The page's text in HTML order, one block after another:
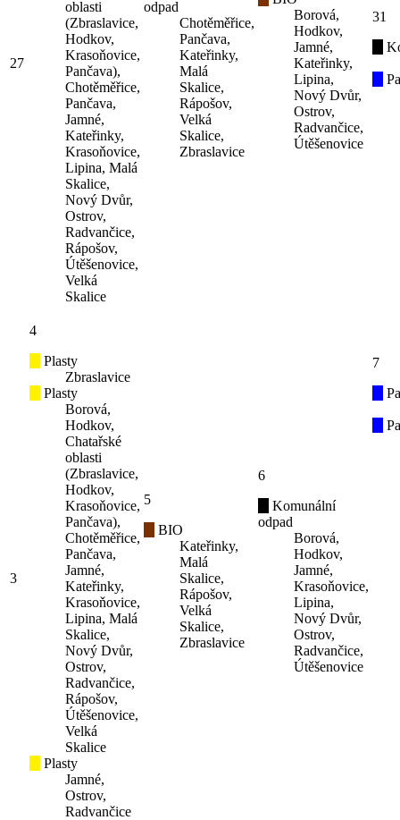
27
oblasti
(Zbraslavice,
Hodkov,
Krasoňovice,
Pančava),
Chotěměřice,
Pančava,
Jamné,
Kateřinky,
Krasoňovice,
Lipina, Malá
Skalice,
Nový Dvůr,
Ostrov,
Radvančice,
Rápošov,
Útěšenovice,
Velká
Skalice
odpad
Chotěměřice,
Pančava,
Kateřinky,
Malá
Skalice,
Rápošov,
Velká
Skalice,
Zbraslavice
Borová,
Hodkov,
Jamné,
Kateřinky,
Lipina,
Nový Dvůr,
Ostrov,
Radvančice,
Útěšenovice
31
3
4
Plasty
Zbraslavice
Plasty
Borová,
Hodkov,
Chatařské
oblasti
(Zbraslavice,
Hodkov,
Krasoňovice,
Pančava),
Chotěměřice,
Pančava,
Jamné,
Kateřinky,
Krasoňovice,
Lipina, Malá
Skalice,
Nový Dvůr,
Ostrov,
Radvančice,
Rápošov,
Útěšenovice,
Velká
Skalice
Plasty
Jamné,
Ostrov,
Radvančice
5
BIO
Kateřinky,
Malá
Skalice,
Rápošov,
Velká
Skalice,
Zbraslavice
6
Komunální
odpad
Borová,
Hodkov,
Jamné,
Krasoňovice,
Lipina,
Nový Dvůr,
Ostrov,
Radvančice,
Útěšenovice
7